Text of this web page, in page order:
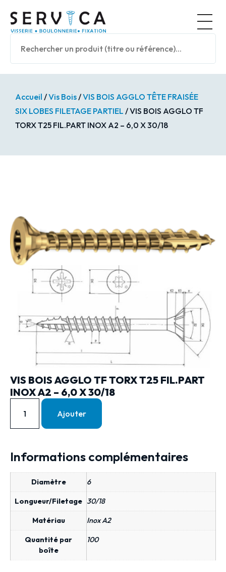
Accueil /Vis Bois/VIS BOIS AGGLO TÊTE FRAISÉE
SIX LOBES FILETAGE PARTIEL / VIS BOIS AGGLO TF
TORX T25 FIL.PART INOX A2 – 6,0 X 30/18
VIS BOIS AGGLO TF TORX T25 FIL.PART
INOX A2 – 6,0 X 30/18
Ajouter
Informations complémentaires
Diamètre 6
Longueur/Filetage 30/18
Matériau Inox A2
Quantité par
boîte
100